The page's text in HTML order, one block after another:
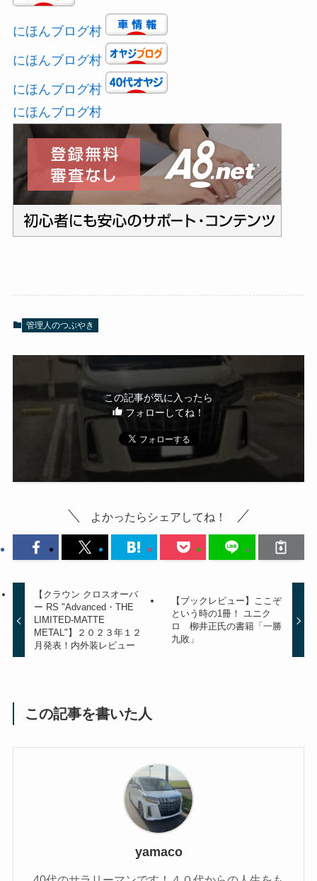
にほんブログ村
にほんブログ村
にほんブログ村
にほんブログ村
管理人のつぶやき
この記事が気に入ったら
フォローしてね！
よかったらシェアしてね！
【クラウン クロスオーバ
ー RS "Advanced・THE
LIMITED-MATTE
METAL"】２０２３年１２
月発表！内外装レビュー
【ブックレビュー】ここぞ
という時の1冊！ ユニク
ロ 柳井正氏の書籍「一勝
九敗」
この記事を書いた人
yamaco